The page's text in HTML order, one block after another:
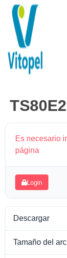
Es necesario
página
Login
Descargar
Tamaño del